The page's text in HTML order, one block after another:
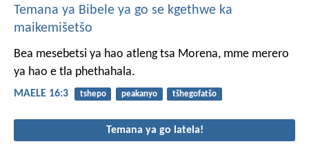
Temana ya Bibele ya go se kgethwe ka
maikemišetšo
Bea mesebetsi ya hao atleng tsa Morena, mme merero
ya hao e tla phethahala.
MAELE 16:3 tshepo peakanyo tšhegofatšo
Temana ya go latela!